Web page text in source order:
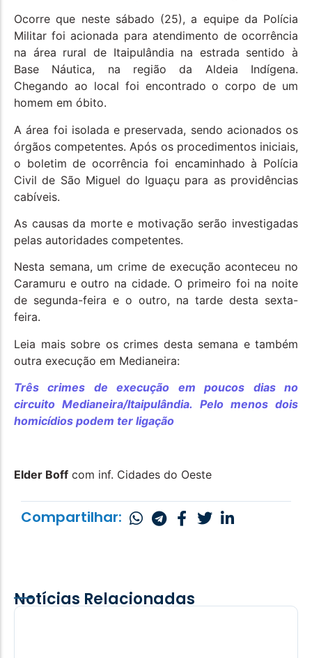
Ocorre que neste sábado (25), a equipe da Polícia
Militar foi acionada para atendimento de ocorrência
na área rural de Itaipulândia na estrada sentido à
Base Náutica, na região da Aldeia Indígena.
Chegando ao local foi encontrado o corpo de um
homem em óbito.
A área foi isolada e preservada, sendo acionados os
órgãos competentes. Após os procedimentos iniciais,
o boletim de ocorrência foi encaminhado à Polícia
Civil de São Miguel do Iguaçu para as providências
cabíveis.
As causas da morte e motivação serão investigadas
pelas autoridades competentes.
Nesta semana, um crime de execução aconteceu no
Caramuru e outro na cidade. O primeiro foi na noite
de segunda-feira e o outro, na tarde desta sexta-
feira.
Leia mais sobre os crimes desta semana e também
outra execução em Medianeira:
Três crimes de execução em poucos dias no
circuito Medianeira/Itaipulândia. Pelo menos dois
homicídios podem ter ligação
Elder Boff com inf. Cidades do Oeste
Compartilhar:
Notícias Relacionadas